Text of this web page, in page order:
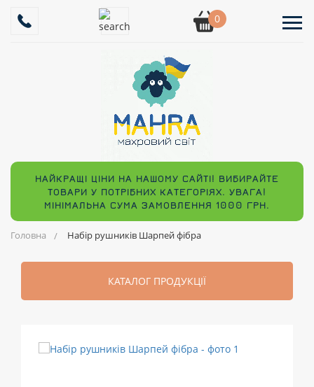
0
НАЙКРАЩІ ЦІНИ НА НАШОМУ САЙТІ! ВИБИРАЙТЕ
ТОВАРИ У ПОТРІБНИХ КАТЕГОРІЯХ. УВАГА!
МІНІМАЛЬНА СУМА ЗАМОВЛЕННЯ 1000 ГРН.
Головна Набір рушників Шарпей фібра
КАТАЛОГ ПРОДУКЦІЇ